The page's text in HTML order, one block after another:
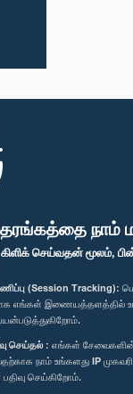
நாம்
செய்வதன் மூலம்,
(Session Tracking):
எங்கள் இணையத்தளத்தில்
செய்தல் : எங்கள் சேவைகளின்
நாம் உங்களது IP
செய்கிறோம்.